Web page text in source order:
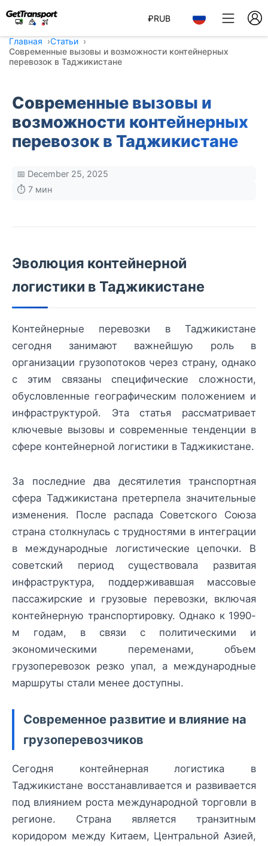
₽RUB
Главная
Статьи
Современные вызовы и возможности контейнерных
перевозок в Таджикистане
Современные вызовы и
возможности контейнерных
перевозок в Таджикистане
📅 December 25, 2025
⏱️ 7 мин
Эволюция контейнерной
логистики в Таджикистане
Контейнерные перевозки в Таджикистане
сегодня занимают важнейшую роль в
организации грузопотоков через страну, однако
с этим связаны специфические сложности,
обусловленные географическим положением и
инфраструктурой. Эта статья рассматривает
ключевые вызовы и современные тенденции в
сфере контейнерной логистики в Таджикистане.
За последние два десятилетия транспортная
сфера Таджикистана претерпела значительные
изменения. После распада Советского Союза
страна столкнулась с трудностями в интеграции
в международные логистические цепочки. В
советский период существовала развитая
инфраструктура, поддерживавшая массовые
пассажирские и грузовые перевозки, включая
контейнерную транспортировку. Однако к 1990-
м годам, в связи с политическими и
экономическими переменами, объем
грузоперевозок резко упал, а международные
маршруты стали менее доступны.
Современное развитие и влияние на
грузоперевозчиков
Сегодня контейнерная логистика в
Таджикистане восстанавливается и развивается
под влиянием роста международной торговли в
регионе. Страна является транзитным
коридором между Китаем, Центральной Азией,